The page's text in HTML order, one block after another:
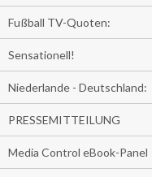
Fußball TV-Quoten:
Sensationell!
Niederlande - Deutschland:
PRESSEMITTEILUNG
Media Control eBook-Panel